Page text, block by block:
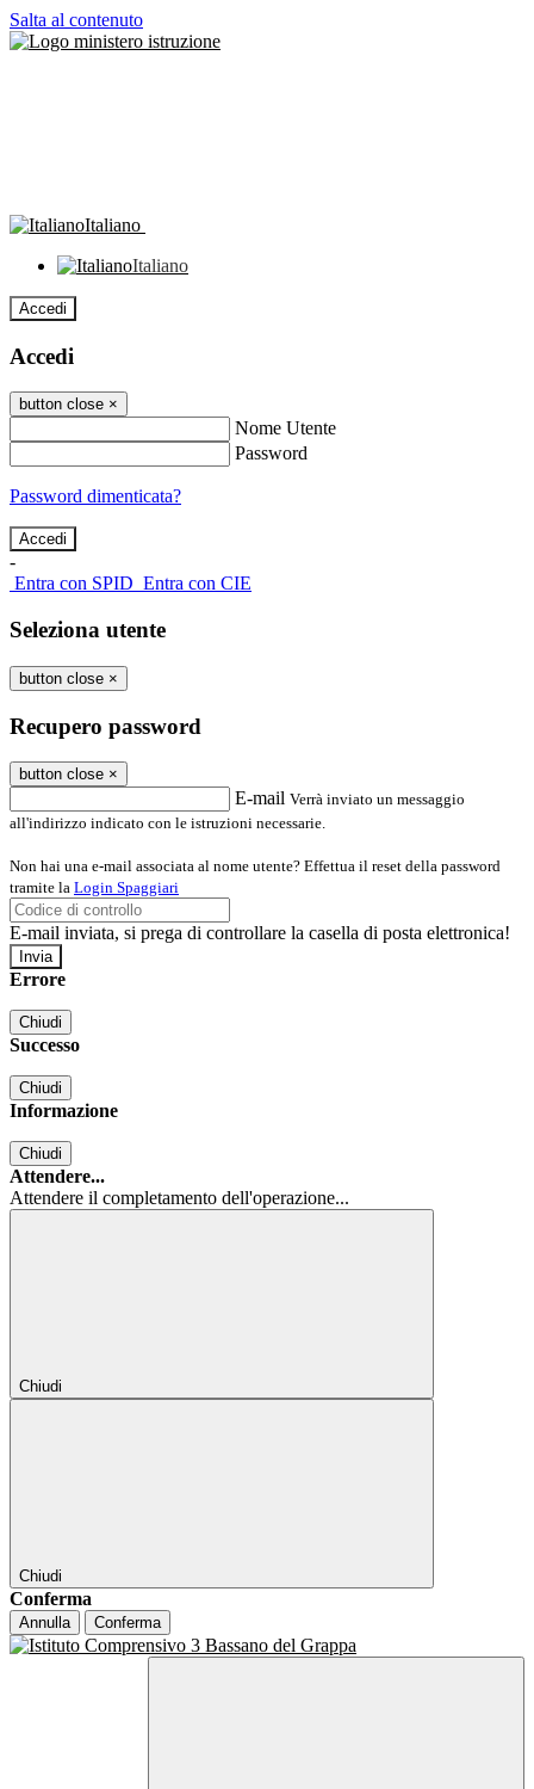
Salta al contenuto
Italiano
Italiano
Accedi
Accedi
button close ×
Nome Utente
Password
Password dimenticata?
-
Entra con SPID Entra con CIE
Seleziona utente
button close ×
Recupero password
button close ×
E-mail Verrà inviato un messaggio
all'indirizzo indicato con le istruzioni necessarie.
Non hai una e-mail associata al nome utente? Effettua il reset della password
tramite la Login Spaggiari
E-mail inviata, si prega di controllare la casella di posta elettronica!
Errore
Chiudi
Successo
Chiudi
Informazione
Chiudi
Attendere...
Attendere il completamento dell'operazione...
Chiudi
Chiudi
Conferma
Annulla Conferma